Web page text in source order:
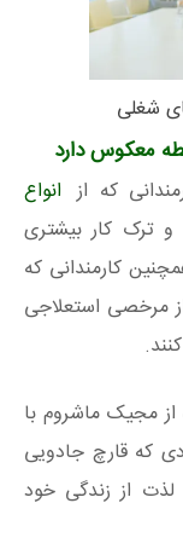
شغلی
معکوس دارد
که از انواع
و ترک کار بیشتری
کارمندانی که
مرخصی استعلاجی
مجیک ماشروم با
که قارچ جادویی
از زندگی خود